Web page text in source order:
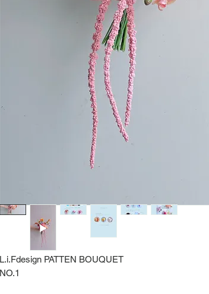
L.i.Fdesign PATTEN BOUQUET
NO.1